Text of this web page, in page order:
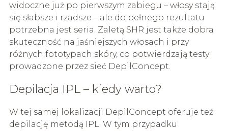
widoczne już po pierwszym zabiegu – włosy stają
się słabsze i rzadsze – ale do pełnego rezultatu
potrzebna jest seria. Zaletą SHR jest także dobra
skuteczność na jaśniejszych włosach i przy
różnych fototypach skóry, co potwierdzają testy
prowadzone przez sieć DepilConcept.
Depilacja IPL – kiedy warto?
W tej samej lokalizacji DepilConcept oferuje też
depilację metodą IPL. W tym przypadku